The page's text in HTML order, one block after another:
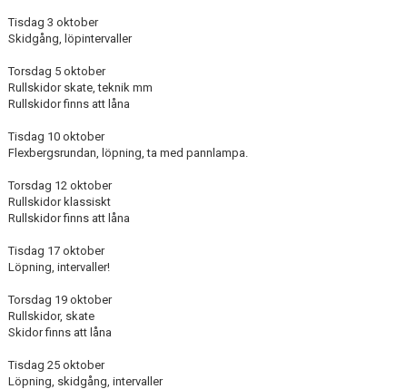
Tisdag 3 oktober
Skidgång, löpintervaller
Torsdag 5 oktober
Rullskidor skate, teknik mm
Rullskidor finns att låna
Tisdag 10 oktober
Flexbergsrundan, löpning, ta med pannlampa.
Torsdag 12 oktober
Rullskidor klassiskt
Rullskidor finns att låna
Tisdag 17 oktober
Löpning, intervaller!
Torsdag 19 oktober
Rullskidor, skate
Skidor finns att låna
Tisdag 25 oktober
Löpning, skidgång, intervaller